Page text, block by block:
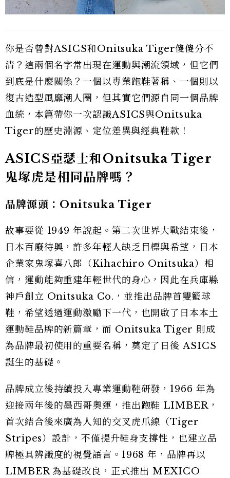
你是否曾對ASICS和Onitsuka Tiger傻傻分不
清？這兩個名字常出現在運動與潮流領域，但它們
到底是什麼關係？一個以專業跑鞋著稱、一個則以
復古造型風靡潮人圈，但其實它們源自同一個品牌
血統，本篇帶你一次認識ASICS與Onitsuka
Tiger的歷史淵源、定位差異與經典鞋款！
ASICS亞瑟士和Onitsuka Tiger
鬼塚虎是相同品牌嗎？
品牌源頭：Onitsuka Tiger
故事要從 1949 年說起。第二次世界大戰結束後，
日本百廢待興，許多年輕人缺乏目標與希望，日本
企業家鬼塚喜八郎（Kihachiro Onitsuka）相
信，運動能夠重建年輕世代的身心，因此在兵庫縣
神戶創立 Onitsuka Co.，並推出品牌首雙籃球
鞋，希望透過運動激勵下一代，也開啟了日本本土
運動鞋品牌的新篇章，而 Onitsuka Tiger 則成
為品牌最初使用的重要名稱，奠定了日後 ASICS
誕生的基礎。
品牌成立後持續投入專業運動鞋研發，1966 年為
迎接兩年後的墨西哥奧運，推出跑鞋 LIMBER，
首次結合後來廣為人知的交叉虎爪線（Tiger
Stripes）設計，不僅提升鞋身支撐性，也建立品
牌極具辨識度的視覺語言。1968 年，品牌再以
LIMBER 為基礎改良，正式推出 MEXICO